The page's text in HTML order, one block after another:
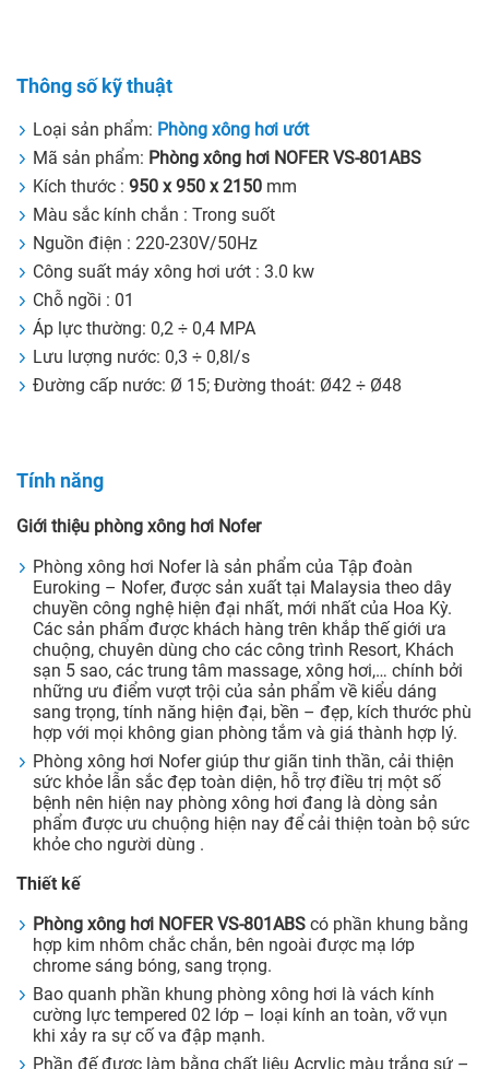
Thông số kỹ thuật
Loại sản phẩm: Phòng xông hơi ướt
Mã sản phẩm: Phòng xông hơi NOFER VS-801ABS
Kích thước : 950 x 950 x 2150 mm
Màu sắc kính chắn : Trong suốt
Nguồn điện : 220-230V/50Hz
Công suất máy xông hơi ướt : 3.0 kw
Chỗ ngồi : 01
Áp lực thường: 0,2 ÷ 0,4 MPA
Lưu lượng nước: 0,3 ÷ 0,8l/s
Đường cấp nước: Ø 15; Đường thoát: Ø42 ÷ Ø48
Tính năng
Giới thiệu phòng xông hơi Nofer
Phòng xông hơi Nofer là sản phẩm của Tập đoàn
Euroking – Nofer, được sản xuất tại Malaysia theo dây
chuyền công nghệ hiện đại nhất, mới nhất của Hoa Kỳ.
Các sản phẩm được khách hàng trên khắp thế giới ưa
chuộng, chuyên dùng cho các công trình Resort, Khách
sạn 5 sao, các trung tâm massage, xông hơi,… chính bởi
những ưu điểm vượt trội của sản phẩm về kiểu dáng
sang trọng, tính năng hiện đại, bền – đẹp, kích thước phù
hợp với mọi không gian phòng tắm và giá thành hợp lý.
Phòng xông hơi Nofer giúp thư giãn tinh thần, cải thiện
sức khỏe lẫn sắc đẹp toàn diện, hỗ trợ điều trị một số
bệnh nên hiện nay phòng xông hơi đang là dòng sản
phẩm được ưu chuộng hiện nay để cải thiện toàn bộ sức
khỏe cho người dùng .
Thiết kế
Phòng xông hơi NOFER VS-801ABS có phần khung bằng
hợp kim nhôm chắc chắn, bên ngoài được mạ lớp
chrome sáng bóng, sang trọng.
Bao quanh phần khung phòng xông hơi là vách kính
cường lực tempered 02 lớp – loại kính an toàn, vỡ vụn
khi xảy ra sự cố va đập mạnh.
Phần đế được làm bằng chất liệu Acrylic màu trắng sứ –